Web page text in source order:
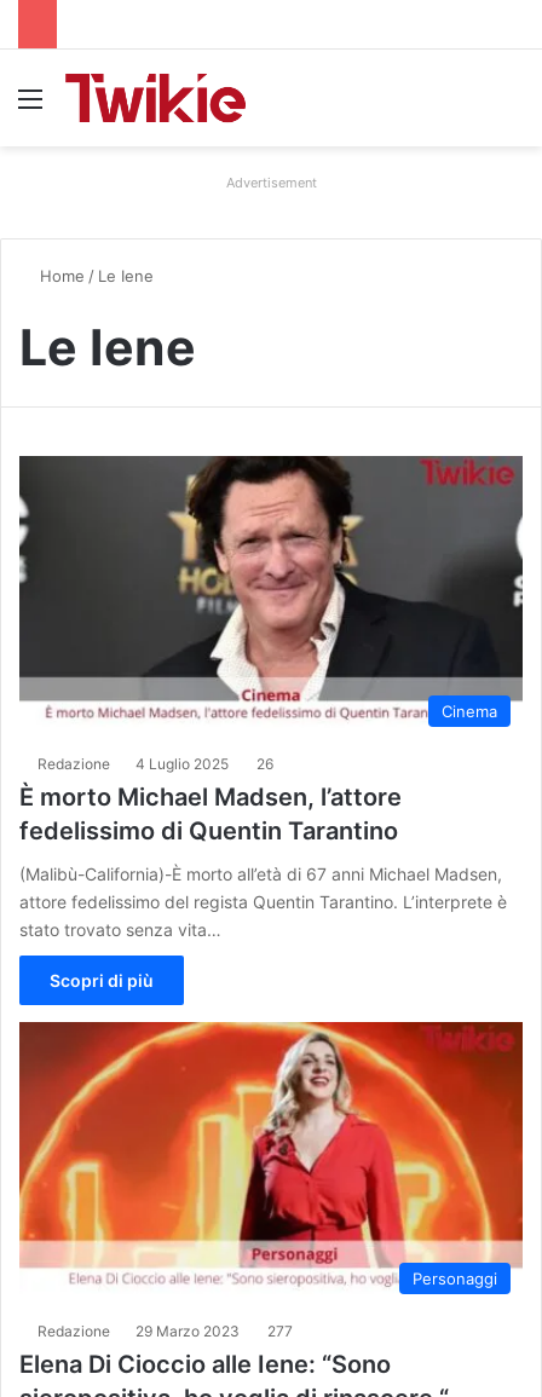
Advertisement
Home / Le Iene
Le Iene
Cinema
Redazione 4 Luglio 2025 26
È morto Michael Madsen, l’attore
fedelissimo di Quentin Tarantino
(Malibù-California)-È morto all’età di 67 anni Michael Madsen,
attore fedelissimo del regista Quentin Tarantino. L’interprete è
stato trovato senza vita…
Scopri di più
Personaggi
Redazione 29 Marzo 2023 277
Elena Di Cioccio alle Iene: “Sono